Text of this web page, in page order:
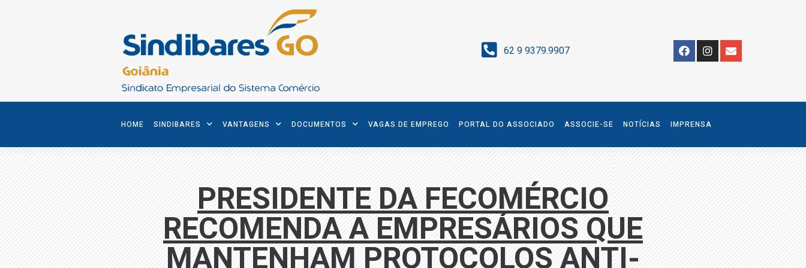
62 9 9379.9907
HOME SINDIBARES VANTAGENS DOCUMENTOS VAGAS DE EMPREGO PORTAL DO ASSOCIADO ASSOCIE-SE NOTÍCIAS IMPRENSA
PRESIDENTE DA FECOMÉRCIO
RECOMENDA A EMPRESÁRIOS QUE